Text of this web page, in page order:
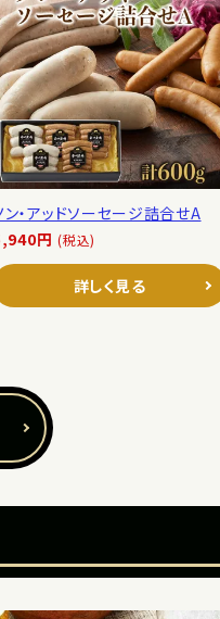
ン・アッドソーセージ詰合せA
円 (税込)
詳しく見る